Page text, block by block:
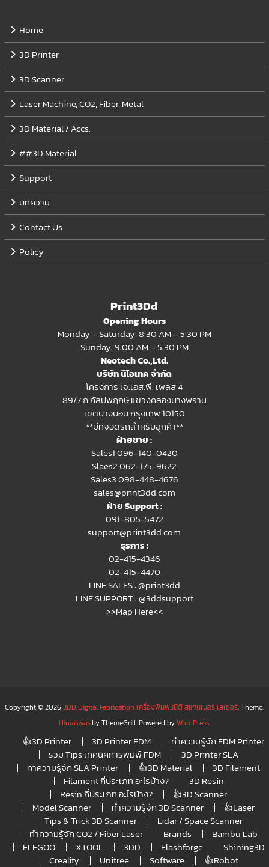
Home
3D Printer
3D Scanner
Laser Machine, CO2, Fiber, Metal
3D Material / Accs.
##3D Material
Support
บทความ
Contact Us
Policy
Print3Dd
Opening Hours
Monday – Saturday: 8:30 AM – 5:30 PM
Sunday: 9:00 AM – 5:30 PM
Neotech Co.,Ltd.
บริษัท นีโอเทค จำกัด
โครงการ เจ.เอส.พี. เพลส 4
89/7 ถ.กัลปพฤกษ์ แขวงคลองบางพราน
เขตบางบอน กรุงเทพ 10150
**มีที่จอดรถสำหรับลูกค้า**
ฝ่ายขาย :
Sales1 096-140-0420
Slaes2062-175-9622
Sales3 098-448-4676
sales@print3dd.com
ฝ่าย Support :
091-805-5472
support@print3dd.com
ธุรการ :
02-415-4346
02-415-4470
LINE SALES :@print3dd
LINE SUPPORT :@3ddsupport
>>Map Here<<
Copyright © 20263DD Digital Fabrication เครื่องพิมพ์3มิติ สแกนเนอร์ เลเซอร์. Theme:
Himalayasby ThemeGrill. Powered byWordPress.
👍3D Printer 3D Printer FDM
ทำความรู้จัก FDM Printer
รวม Tips เทคนิคการพิมพ์ FDM
3D Printer SLA
ทำความรู้จัก SLA Printer
👍3D Material
3D Filament
Filament กี่ประเภท อะไรบ้าง?
3D Resin
Resin กี่ประเภท อะไรบ้าง?
👍3D Scanner
Model Scanner
ทำความรู้จัก 3D Scanner
👍Laser
Tips & Trick 3D Scanner
Lidar / Space Scanner
ทำความรู้จัก CO2 / Fiber Laser
Brands
Bambu Lab
ELEGOO
XTOOL 3DD Flashforge
Shining3D
Creality
Unitree Software
👍Robot